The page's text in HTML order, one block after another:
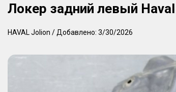
Локер задний левый
HAVAL Jolion / Добавлено: 3/30/2026